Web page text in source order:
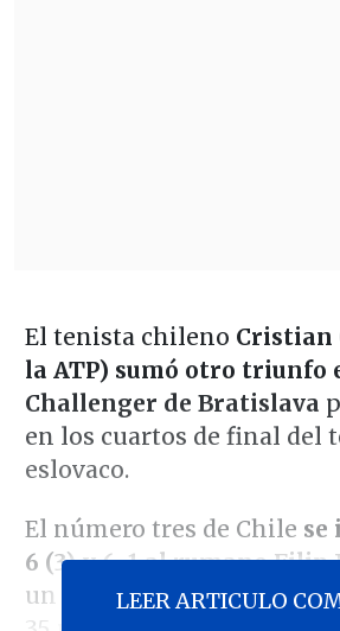
El tenista chileno Cristian
la ATP) sumó otro triunfo
Challenger de Bratislava
en los cuartos de final del
eslovaco.
El número tres de Chile se
6 (3) y 6-1 al rumano Filip
un duelo que se prolongó
LEER ARTICULO